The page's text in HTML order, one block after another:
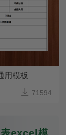
用模板
 71594